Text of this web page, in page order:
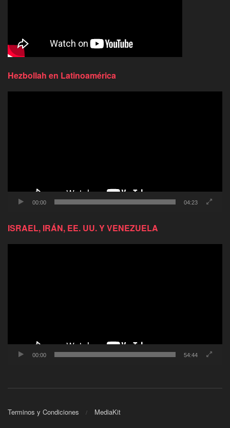
Hezbollah en Latinoamérica
00:00 04:23
ISRAEL, IRÁN, EE. UU. Y VENEZUELA
00:00 54:44
Terminos y Condiciones MediaKit